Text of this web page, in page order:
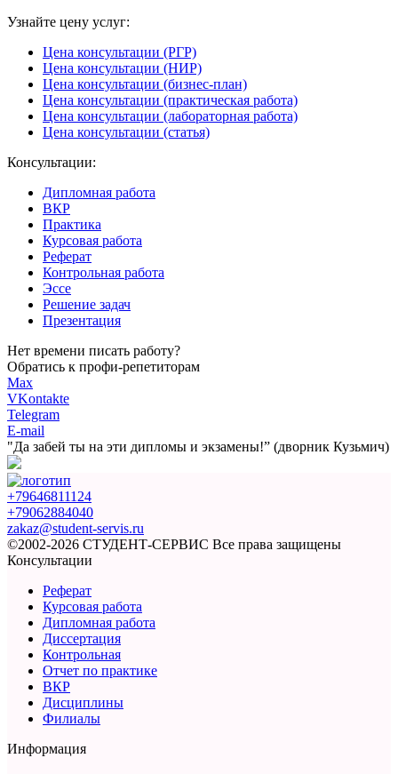
Узнайте цену услуг:
Цена консультации (РГР)
Цена консультации (НИР)
Цена консультации (бизнес-план)
Цена консультации (практическая работа)
Цена консультации (лабораторная работа)
Цена консультации (статья)
Консультации:
Дипломная работа
ВКР
Практика
Курсовая работа
Реферат
Контрольная работа
Эссе
Решение задач
Презентация
Нет времени писать работу?
Обратись к профи-репетиторам
Max
VKontakte
Telegram
E-mail
"Да забей ты на эти дипломы и экзамены!” (дворник Кузьмич)
+79646811124
+79062884040
zakaz@student-servis.ru
©2002-2026 СТУДЕНТ-СЕРВИС Все права защищены
Консультации
Реферат
Курсовая работа
Дипломная работа
Диссертация
Контрольная
Отчет по практике
ВКР
Дисциплины
Филиалы
Информация